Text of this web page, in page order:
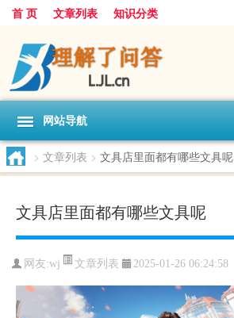
首 页 文章列表 知识分类
网站导航
> 文章列表 > 文具店里面都有哪些文具呢
文具店里面都有哪些文具呢
网友:wj 文章列表 2025-01-26 06:24:58